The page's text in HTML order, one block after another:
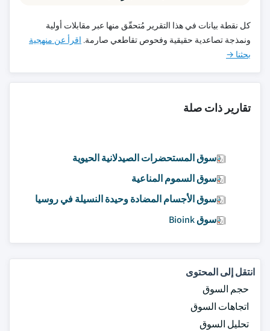
كل نقطة بيانات في هذا التقرير مُتحقّق منها عبر مقابلات أولية
ونمذجة تصاعدية حقيقية وفحوص تقاطعي صارمة. اقرأ عن منهجية
بحثنا →
تقارير ذات صلة
سوق المستحضرات الصيدلانية الحيوية
سوق السموم المناعية
سوق الأجسام المضادة وحيدة النسيلة في روسيا
سوق Bioink
انتقل إلى المحتوى
حجم السوق
اتجاهات السوق
تحليل السوق